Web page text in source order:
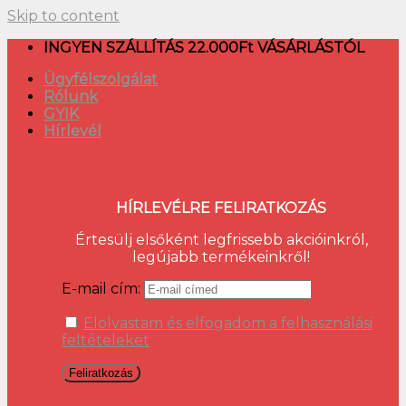
Skip to content
INGYEN SZÁLLÍTÁS 22.000Ft VÁSÁRLÁSTÓL
Ügyfélszolgálat
Rólunk
GYIK
Hírlevél
HÍRLEVÉLRE FELIRATKOZÁS
Értesülj elsőként legfrissebb akcióinkról,
legújabb termékeinkről!
E-mail cím:
Elolvastam és elfogadom a felhasználási
feltételeket